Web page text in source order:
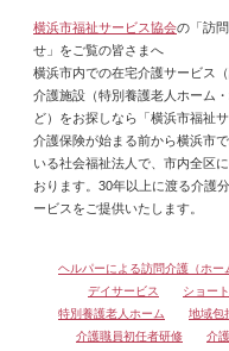
横浜市福祉サービス協会の「訪
せ」をご覧の皆さまへ
横浜市内での在宅介護サービス
介護施設（特別養護老人ホーム
ど）をお探しなら「横浜市福祉
介護保険が始まる前から横浜市
いる社会福祉法人で、市内全区
おります。30年以上に渡る介護
ービスをご提供いたします。
ヘルパーによる訪問介護（ホー
デイサービス
ショー
特別養護老人ホーム
地域包
介護職員初任者研修
介